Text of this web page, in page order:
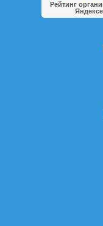
Рейтинг
Яндексе